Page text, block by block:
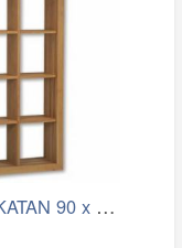
Sprcha JUKATAN 90 x 90 x 185 cm Zlatá